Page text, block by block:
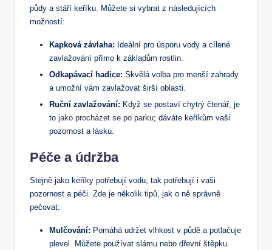
půdy a stáří keříku. Můžete si vybrat z následujících
možností:
Kapková závlaha: Ideální pro úsporu vody a cílené
zavlažování přímo k základům rostlin.
Odkapávací hadice: Skvělá volba pro menší zahrady
a umožní vám zavlažovat širší oblasti.
Ruční zavlažování: Když se postaví chytrý čtenář, je
to jako procházet se po parku; dáváte keříkům vaši
pozornost a lásku.
Péče a údržba
Stejně jako keříky potřebují vodu, tak potřebují i vaši
pozornost a péči. Zde je několik tipů, jak o ně správně
pečovat:
Mulčování: Pomáhá udržet vlhkost v půdě a potlačuje
plevel. Můžete používat slámu nebo dřevní štěpku.